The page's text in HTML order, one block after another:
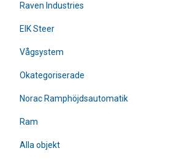
Raven Industries
EIK Steer
Vågsystem
Okategoriserade
Norac Ramphöjdsautomatik
Ram
Alla objekt